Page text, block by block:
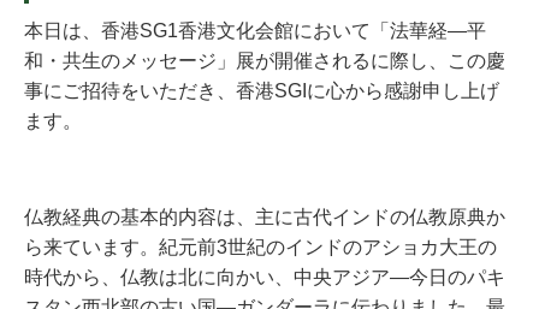
本日は、香港SG1香港文化会館において「法華経―平
和・共生のメッセージ」展が開催されるに際し、この慶
事にご招待をいただき、香港SGIに心から感謝申し上げ
ます。
仏教経典の基本的内容は、主に古代インドの仏教原典か
ら来ています。紀元前3世紀のインドのアショカ大王の
時代から、仏教は北に向かい、中央アジア―今日のパキ